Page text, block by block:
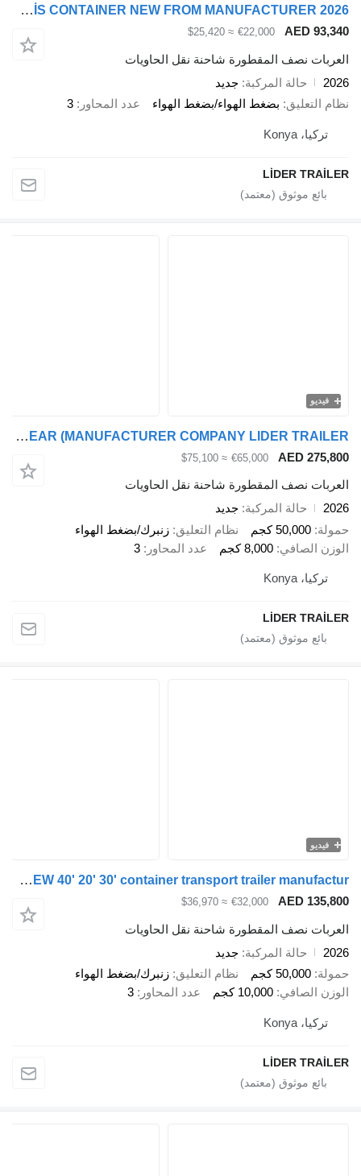
Lider LIDER TRAILER CHASSİS CONTAINER NEW FROM MANUFACTURER 2026
AED
€22,000
≈ $25,420
نصف المقطورة شاحنة نقل الحاويات
حالة المركبة جديد
التعليق بضغط الهواء/بضغط الهواء عدد المحاور 3
تركيا، Konya
LİDER
فيديو
Lider NEW 2026 MODELS YEAR (MANUFACTURER COMPANY LIDER TRAILER
AED
€65,000
≈ $75,100
نصف المقطورة شاحنة نقل الحاويات
حالة المركبة جديد
50,000 كجم نظام التعليق زنبرك/بضغط الهواء
الصافي 8,000 كجم عدد المحاور 3
تركيا، Konya
LİDER
فيديو
Lider 2026 YEAR NEW 40' 20' 30' container transport trailer manufactur
AED
€32,000
≈ $36,970
نصف المقطورة شاحنة نقل الحاويات
حالة المركبة جديد
50,000 كجم نظام التعليق زنبرك/بضغط الهواء
الصافي 10,000 كجم عدد المحاور 3
تركيا، Konya
LİDER